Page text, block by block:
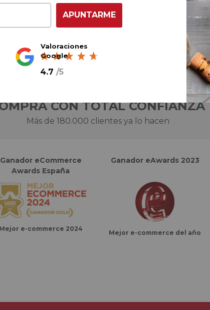
AÑADIR AL CARRITO
CON TOTAL CONFIANZA
Más de 180.000 clientes ya lo hacen
Ganador eCommerce
Awards España
Mejor e-commerce 2024
Ganador eAwards 2023
Mejor e-commerce del año
APUNTARME
Valoraciones
Google
4.7 /5